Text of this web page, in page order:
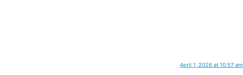
April 1, 2026 at 10:57 am